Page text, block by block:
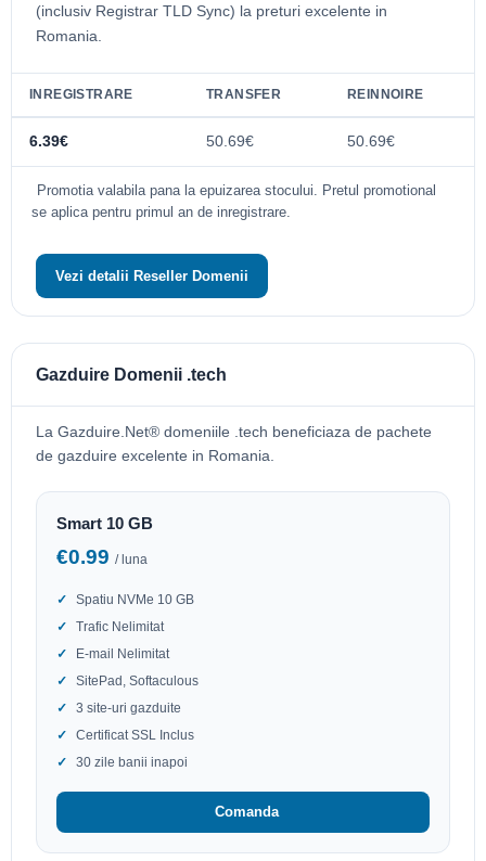
(inclusiv Registrar TLD Sync) la preturi excelente in
Romania.
INREGISTRARE TRANSFER REINNOIRE
6.39€ 50.69€ 50.69€
Promotia valabila pana la epuizarea stocului. Pretul promotional
se aplica pentru primul an de inregistrare.
Vezi detalii Reseller Domenii
Gazduire Domenii .tech
La Gazduire.Net® domeniile .tech beneficiaza de pachete
de gazduire excelente in Romania.
Smart 10 GB
€0.99 / luna
Spatiu NVMe 10 GB
Trafic Nelimitat
E-mail Nelimitat
SitePad, Softaculous
3 site-uri gazduite
Certificat SSL Inclus
30 zile banii inapoi
Comanda